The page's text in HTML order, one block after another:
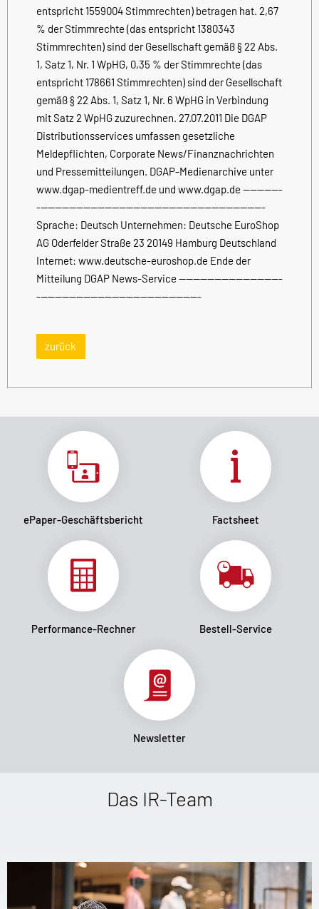
entspricht 1559004 Stimmrechten) betragen hat. 2,67
% der Stimmrechte (das entspricht 1380343
Stimmrechten) sind der Gesellschaft gemäß § 22 Abs.
1, Satz 1, Nr. 1 WpHG, 0,35 % der Stimmrechte (das
entspricht 178661 Stimmrechten) sind der Gesellschaft
gemäß § 22 Abs. 1, Satz 1, Nr. 6 WpHG in Verbindung
mit Satz 2 WpHG zuzurechnen. 27.07.2011 Die DGAP
Distributionsservices umfassen gesetzliche
Meldepflichten, Corporate News/Finanznachrichten
und Pressemitteilungen. DGAP-Medienarchive unter
www.dgap-medientreff.de und www.dgap.de -----------
----------------------------------------------------------------
Sprache: Deutsch Unternehmen: Deutsche EuroShop
AG Oderfelder Straße 23 20149 Hamburg Deutschland
Internet: www.deutsche-euroshop.de Ende der
Mitteilung DGAP News-Service -----------------------------
----------------------------------------------
zurück
ePaper-Geschäftsbericht Factsheet
Performance-Rechner Bestell-Service
Newsletter
Das IR-Team